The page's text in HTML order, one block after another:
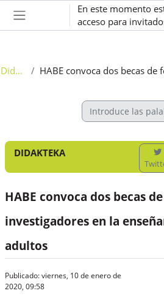
Salta al contenido principal
Panel lateral
En este momento
acceso para
Didakteka
DIDAKTEKA
HABE convoca dos becas
investigadores en la
adultos
Publicado: viernes, 10 de enero de
2020, 09:58